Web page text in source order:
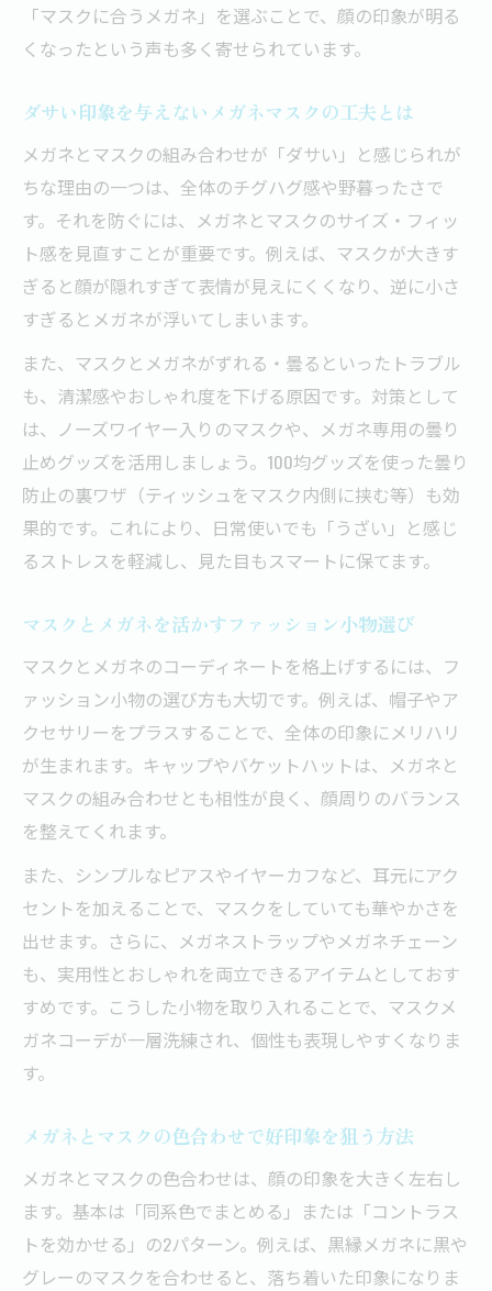
「マスクに合うメガネ」を選ぶことで、顔の印象が明る
くなったという声も多く寄せられています。
ダサい印象を与えないメガネマスクの工夫とは
メガネとマスクの組み合わせが「ダサい」と感じられが
ちな理由の一つは、全体のチグハグ感や野暮ったさで
す。それを防ぐには、メガネとマスクのサイズ・フィッ
ト感を見直すことが重要です。例えば、マスクが大きす
ぎると顔が隠れすぎて表情が見えにくくなり、逆に小さ
すぎるとメガネが浮いてしまいます。
また、マスクとメガネがずれる・曇るといったトラブル
も、清潔感やおしゃれ度を下げる原因です。対策として
は、ノーズワイヤー入りのマスクや、メガネ専用の曇り
止めグッズを活用しましょう。100均グッズを使った曇り
防止の裏ワザ（ティッシュをマスク内側に挟む等）も効
果的です。これにより、日常使いでも「うざい」と感じ
るストレスを軽減し、見た目もスマートに保てます。
マスクとメガネを活かすファッション小物選び
マスクとメガネのコーディネートを格上げするには、フ
ァッション小物の選び方も大切です。例えば、帽子やア
クセサリーをプラスすることで、全体の印象にメリハリ
が生まれます。キャップやバケットハットは、メガネと
マスクの組み合わせとも相性が良く、顔周りのバランス
を整えてくれます。
また、シンプルなピアスやイヤーカフなど、耳元にアク
セントを加えることで、マスクをしていても華やかさを
出せます。さらに、メガネストラップやメガネチェーン
も、実用性とおしゃれを両立できるアイテムとしておす
すめです。こうした小物を取り入れることで、マスクメ
ガネコーデが一層洗練され、個性も表現しやすくなりま
す。
メガネとマスクの色合わせで好印象を狙う方法
メガネとマスクの色合わせは、顔の印象を大きく左右し
ます。基本は「同系色でまとめる」または「コントラス
トを効かせる」の2パターン。例えば、黒縁メガネに黒や
グレーのマスクを合わせると、落ち着いた印象になりま